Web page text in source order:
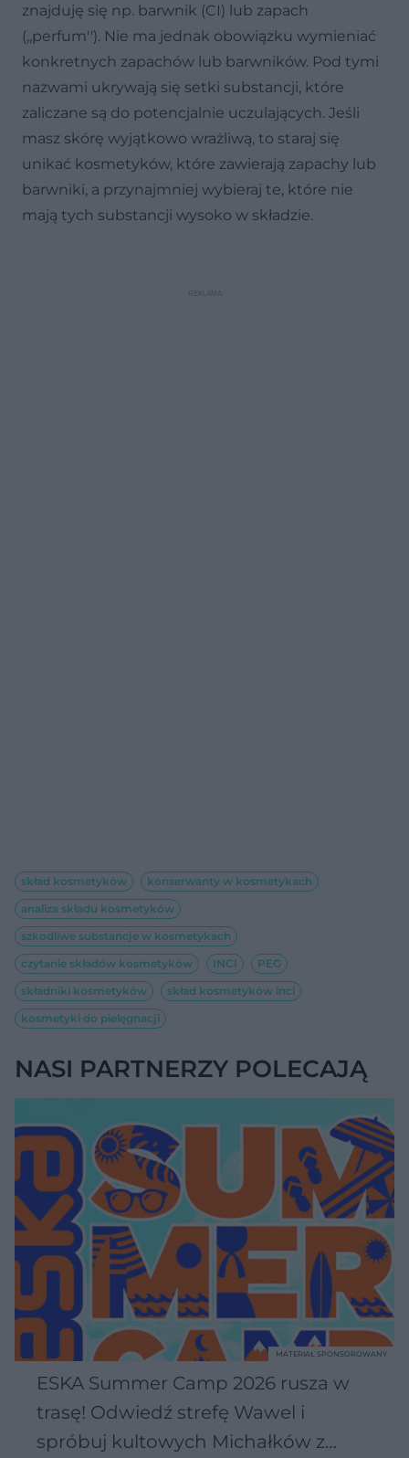
znajduję się np. barwnik (CI) lub zapach
(,,perfum''). Nie ma jednak obowiązku wymieniać
konkretnych zapachów lub barwników. Pod tymi
nazwami ukrywają się setki substancji, które
zaliczane są do potencjalnie uczulających. Jeśli
masz skórę wyjątkowo wrażliwą, to staraj się
unikać kosmetyków, które zawierają zapachy lub
barwniki, a przynajmniej wybieraj te, które nie
mają tych substancji wysoko w składzie.
skład kosmetyków
konserwanty w kosmetykach
analiza składu kosmetyków
szkodliwe substancje w kosmetykach
czytanie składów kosmetyków
INCI
PEG
składniki kosmetyków
skład kosmetyków inci
kosmetyki do pielęgnacji
NASI PARTNERZY POLECAJĄ
ESKA Summer Camp 2026 rusza w
trasę! Odwiedź strefę Wawel i
spróbuj kultowych Michałków z
MATERIAŁ SPONSOROWANY